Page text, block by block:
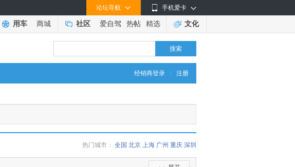
手机爱卡
论坛导航
用车 商城 社区 爱自驾 热帖 精选 文化
搜索
经销商登录 注册
热门城市： 全国 北京 上海 广州 重庆 深圳